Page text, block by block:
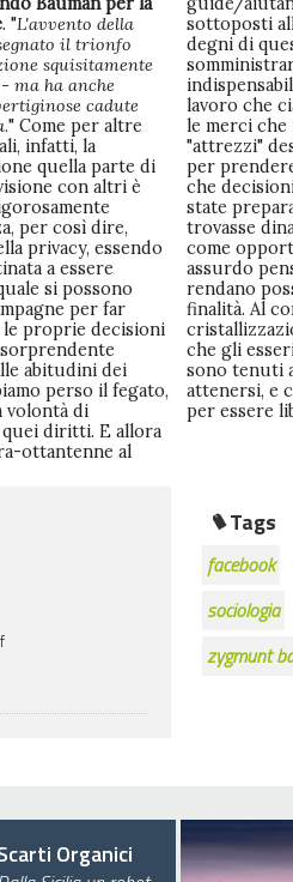
. "L'avvento della
il trionfo
squisitamente
ma ha anche
cadute
" Come per altre
infatti, la
quella parte di
con altri è
per così dire,
privacy, essendo
a essere
si possono
per far
proprie decisioni
abitudini dei
perso il fegato,
volontà di
diritti. E allora
ottantenne al
sottoposti
degni di
lavoro che
le merci che
"attrezzi"
per
che
state
trovasse
come
assurdo
rendano
finalità. Al
che gli
sono tenuti
attenersi, e
per essere
Tags
facebook
sociologia
zygmunt
Organici